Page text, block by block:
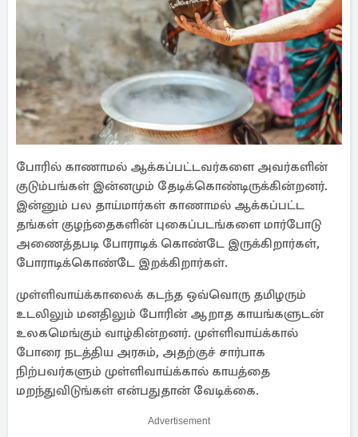
போரில் காணாமல் ஆக்கப்பட்டவர்களை அவர்களின்
குடும்பங்கள் இன்னமும் தேடிக்கொண்டிருக்கின்றனர்.
இன்னும் பல தாய்மார்கள் காணாமல் ஆக்கப்பட்ட
தங்கள் குழந்தைகளின் புகைப்படங்களை மார்போடு
அணைத்தபடி போராடிக் கொண்டே இருக்கிறார்கள்,
போராடிக்கொண்டே இறக்கிறார்கள்.
முள்ளிவாய்க்காலைக் கடந்த ஒவ்வொரு தமிழரும்
உடலிலும் மனதிலும் போரின் ஆறாத காயங்களுடன்
உலகமெங்கும் வாழ்கின்றனர். முள்ளிவாய்க்கால்
போரை நடத்திய அரசும், அதற்குச் சார்பாக
நிற்பவர்களும் முள்ளிவாய்க்கால் காயத்தை
மறந்துவிடுங்கள் என்பதுதான் வேடிக்கை.
Advertisement